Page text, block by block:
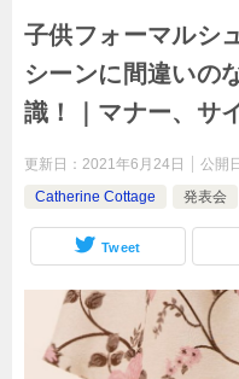
子供フォーマルシ
シーンに間違いの
識！｜マナー、サ
更新日： 2021年6月24日 公開
Catherine Cottage
発表会
Tweet